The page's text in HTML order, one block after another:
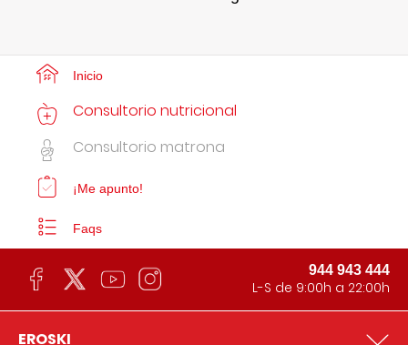
Inicio
Consultorio nutricional
Consultorio matrona
¡Me apunto!
Faqs
944 943 444
L-S de 9:00h a 22:00h
EROSKI